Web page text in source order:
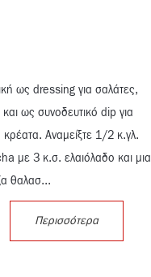
ως dressing για σαλάτες,
και ως συνοδευτικό dip για
κρέατα. Αναμείξτε 1/2 κ.γλ.
με 3 κ.σ. ελαιόλαδο και μια
θαλασ...
Περισσότερα